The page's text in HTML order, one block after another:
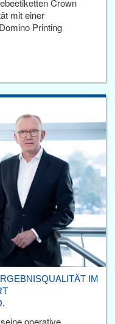
Crown
mit einer
Printing
IM